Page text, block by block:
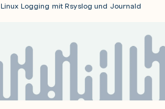
Linux Logging mit Rsyslog und Journald